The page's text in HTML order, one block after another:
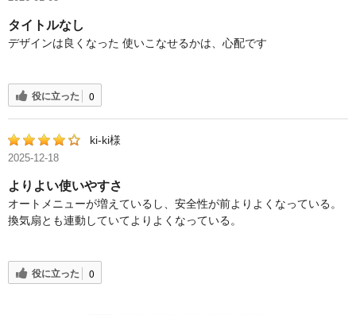
タイトルなし
デザインは良くなった 使いこなせるかは、心配です
役に立った 0
ki-ki様
2025-12-18
よりよい使いやすさ
オートメニューが増えているし、安全性が前よりよくなっている。
換気扇とも連動していてよりよくなっている。
役に立った 0